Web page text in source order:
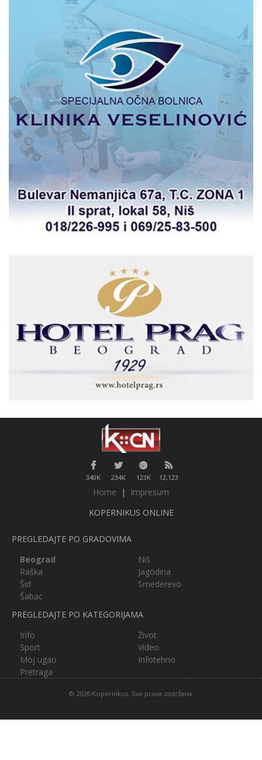
340K 234K 123K 12,123
Home |
Impresum
KOPERNIKUS ONLINE
PREGLEDAJTE PO GRADOVIMA
Beograd
Niš
Raška
Jagodina
Šid
Smederevo
Šabac
PREGLEDAJTE PO KATEGORIJAMA
Info
Život
Sport
Video
Moj ugao
Infotehno
Pretraga
© 2026 Kopernikus. Sva prava zadržana.